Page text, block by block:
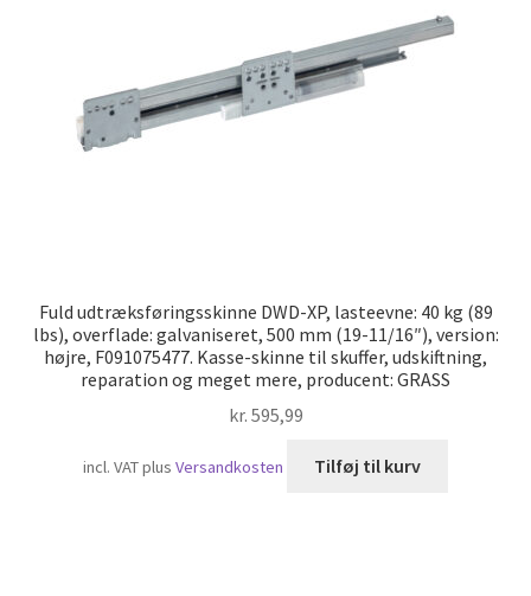
Fuld udtræksføringsskinne DWD-XP, lasteevne: 40 kg (89
lbs), overflade: galvaniseret, 500 mm (19-11/16″), version:
højre, F091075477. Kasse-skinne til skuffer, udskiftning,
reparation og meget mere, producent: GRASS
kr. 595,99
incl. VATplusVersandkosten Tilføj til kurv